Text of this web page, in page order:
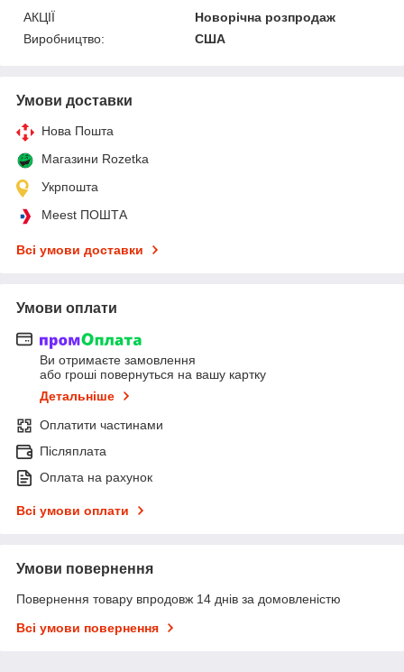
АКЦІЇ
Новорічна розпродаж
Виробництво:
США
Умови доставки
Нова Пошта
Магазини Rozetka
Укрпошта
Meest ПОШТА
Всі умови доставки
Умови оплати
Ви отримаєте замовлення
або гроші повернуться на вашу картку
Детальніше
Оплатити частинами
Післяплата
Оплата на рахунок
Всі умови оплати
Умови повернення
Повернення товару впродовж 14 днів за домовленістю
Всі умови повернення